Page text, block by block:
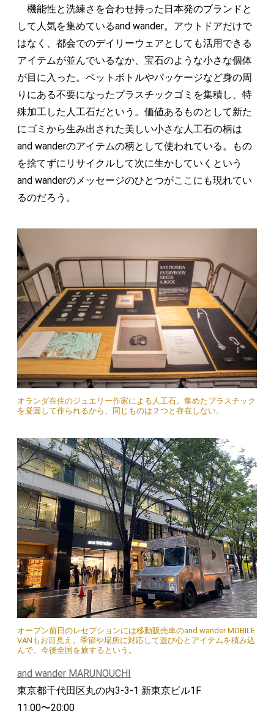
機能性と洗練さを合わせ持った日本発のブランドと
して人気を集めているand wander。アウトドアだけで
はなく、都会でのデイリーウェアとしても活用できる
アイテムが並んでいるなか、宝石のような小さな個体
が目に入った。ペットボトルやパッケージなど身の周
りにある不要になったプラスチックゴミを集積し、特
殊加工した人工石だという。価値あるものとして新た
にゴミから生み出された美しい小さな人工石の柄は
and wanderのアイテムの柄として使われている。もの
を捨てずにリサイクルして次に生かしていくという
and wanderのメッセージのひとつがここにも現れてい
るのだろう。
オランダ在住のジュエリー作家による人工石。集めたプラスチック
を凝固して作られるから、同じものは２つと存在しない。
オープン前日のレセプションには移動販売車のand wander MOBILE
VANもお目見え。季節や場所に対応して遊び心とアイテムを積み込
んで、今後全国を旅するという。
and wander MARUNOUCHI
東京都千代田区丸の内3-3-1 新東京ビル1F
11:00〜20:00